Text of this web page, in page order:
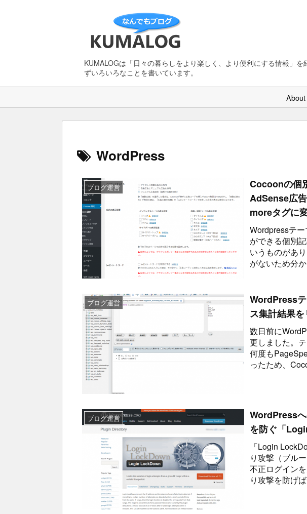
KUMALOGは「日々の暮らしをより楽しく、より便利にする情報」
ずいろいろなことを書いています。
About
WordPress
ブログ運営
Cocoonの個
AdSense広
moreタグに
Wordpressテ
ができる個別
いうものがあ
がないため分
ブログ運営
WordPress
ス集計結果
数日前に
更しました。
何度も
ったため、
ブログ運営
WordPress
を防ぐ「
「Login
り攻撃（ブル
不正ログイン
り攻撃を防げ